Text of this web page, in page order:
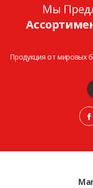
Мы
Продукция от мировых